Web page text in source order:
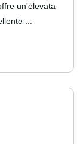
un'elevata
...